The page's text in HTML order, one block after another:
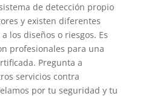
de detección propio
y existen diferentes
los diseños o riesgos. Es
profesionales para una
Pregunta a
servicios contra
por tu seguridad y tu